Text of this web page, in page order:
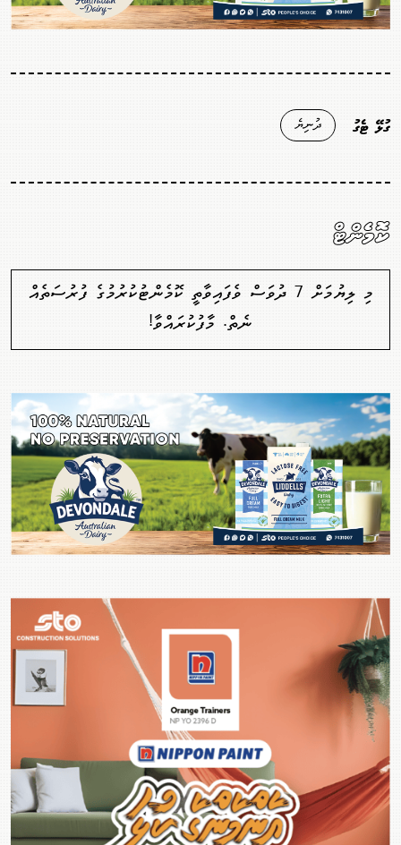
ގުޅޭ ޓެގު ދުނިޔެ
ކޮމެންޓް
މި ލިޔުމަށް 7 ދުވަސް ވެފައިވާތީ ކޮމެންޓުކުރުމުގެ ފުރުސަތެއް
ނެތް. މާފުކުރައްވާ!